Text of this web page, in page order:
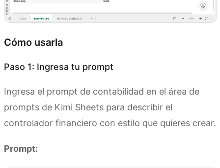
Cómo usarla
Paso 1: Ingresa tu prompt
Ingresa el prompt de contabilidad en el área de
prompts de Kimi Sheets para describir el
controlador financiero con estilo que quieres crear.
Prompt: